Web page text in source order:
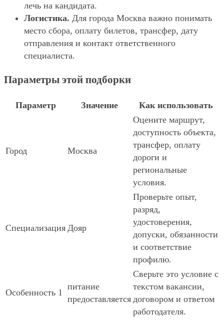
лечь на кандидата.
Логистика. Для города Москва важно понимать
место сбора, оплату билетов, трансфер, дату
отправления и контакт ответственного
специалиста.
Параметры этой подборки
Параметр Значение Как использовать
Город Москва
Оцените маршрут,
доступность объекта,
трансфер, оплату
дороги и
региональные
условия.
Специализация Дояр
Проверьте опыт,
разряд,
удостоверения,
допуски, обязанности
и соответствие
профилю.
Особенность 1
питание
предоставляется
Сверьте это условие с
текстом вакансии,
договором и ответом
работодателя.